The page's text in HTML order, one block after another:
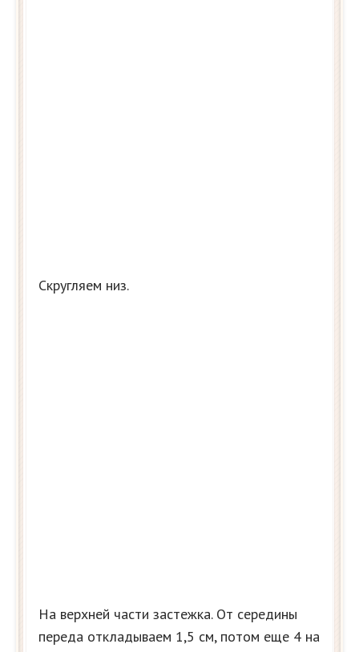
Скругляем низ.
На верхней части застежка. От середины
переда откладываем 1,5 см, потом еще 4 на